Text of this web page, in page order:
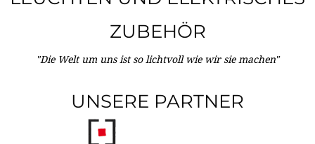
ZUBEHÖR
"Die Welt um uns ist so lichtvoll wie wir sie machen"
UNSERE PARTNER